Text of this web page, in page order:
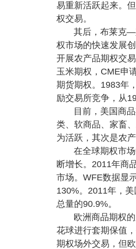
易重新活跃起来。
权交易。
其后，布莱克—
权市场的快速发展
开展农产品期权交
玉米期权，CME申
期货期权。1983年
励交易所竞争，从
目前，美国商
类、软商品、家畜
为活跃，其次是农
在全球期权市
断增长。2011年商
市场。WFE数据显
130%。2011年，
总量的90.9%。
欧洲商品期权
花球进行套期保值
期权场外交易，但